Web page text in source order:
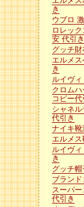
き
ウブロ
ロレッ
安 代引き
グッチ財
エルメス
き
ルイヴ
クロム
コピー代
シャネ
代引き
ナイキ靴
エルメス
ルイヴィ
き
グッチ帽
ブランド
スーパ
代引き